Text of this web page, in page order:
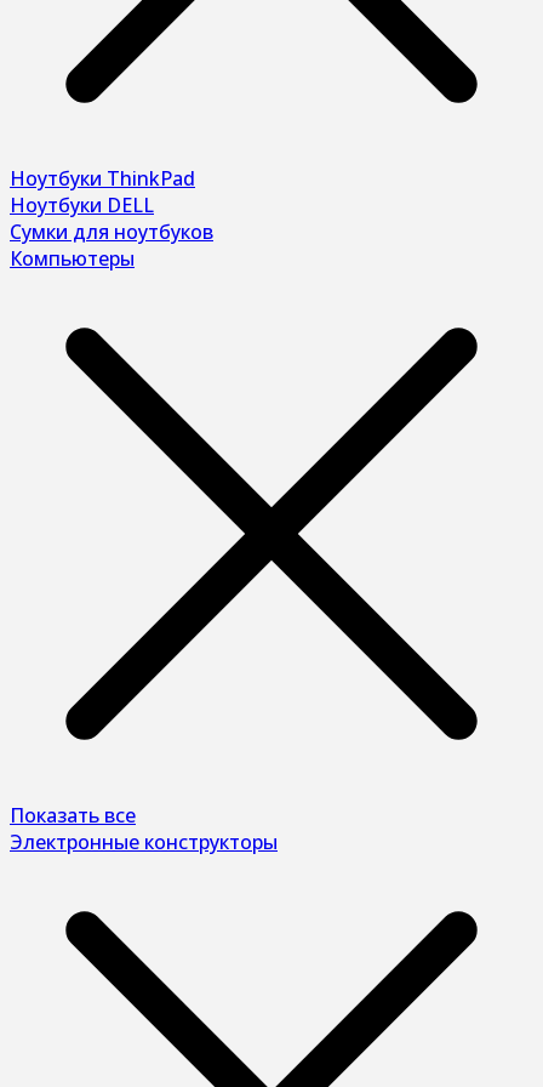
Ноутбуки ThinkPad
Ноутбуки DELL
Сумки для ноутбуков
Компьютеры
Показать все
Электронные конструкторы